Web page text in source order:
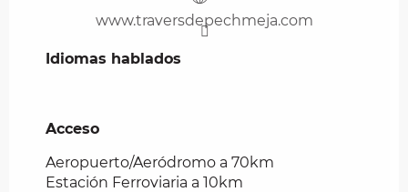
www.traversdepechmeja.com
Idiomas hablados
Idiomas hablados
Acceso
Acceso
Aeropuerto/Aeródromo a 70km
Estación Ferroviaria a 10km